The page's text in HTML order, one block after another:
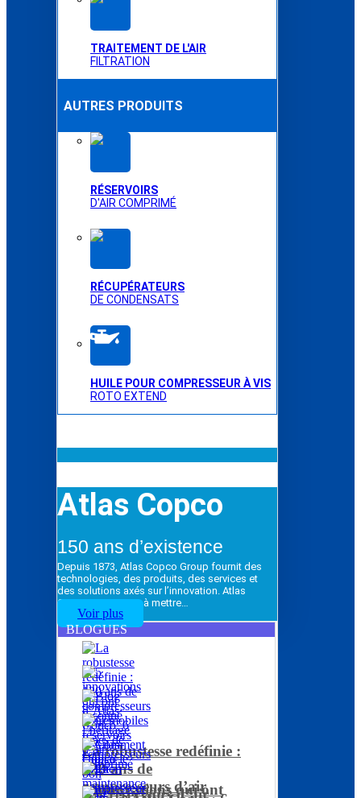
TRAITEMENT DE L'AIR
FILTRATION
AUTRES PRODUITS
RÉSERVOIRS
D'AIR COMPRIMÉ
RÉCUPÉRATEURS
DE CONDENSATS
HUILE POUR COMPRESSEUR À VIS
ROTO EXTEND
Atlas Copco
150 ans d’existence
Depuis 1873, Atlas Copco Group fournit des
technologies, des produits, des services et
des solutions axés sur l’innovation. Atlas
Copco Group vise à mettre…
Voir plus
BLOGUES
La robustesse redéfinie :
120 ans de
compresseurs d’air
5 innovations qui ont